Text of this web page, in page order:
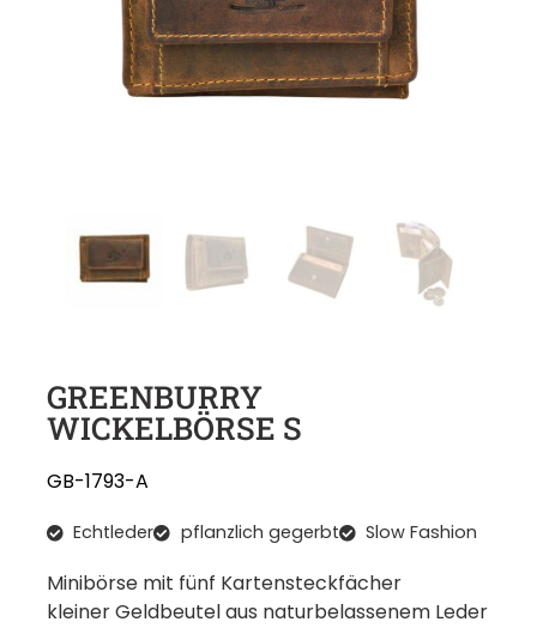
GREENBURRY
WICKELBÖRSE S
GB-1793-A
Echtleder pflanzlich gegerbt Slow Fashion
Minibörse mit fünf Kartensteckfächer
kleiner Geldbeutel aus naturbelassenem Leder